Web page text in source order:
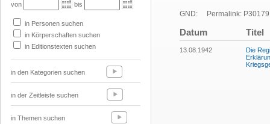
von bis
in Personen suchen
in Körperschaften suchen
in Editionstexten suchen
in den Kategorien suchen
in der Zeitleiste suchen
in Themen suchen
GND: Permalink: P30179
Datum Titel
13.08.1942
Die